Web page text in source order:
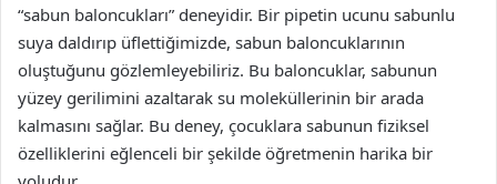
“sabun baloncukları” deneyidir. Bir pipetin ucunu sabunlu
suya daldırıp üflettiğimizde, sabun baloncuklarının
oluştuğunu gözlemleyebiliriz. Bu baloncuklar, sabunun
yüzey gerilimini azaltarak su moleküllerinin bir arada
kalmasını sağlar. Bu deney, çocuklara sabunun fiziksel
özelliklerini eğlenceli bir şekilde öğretmenin harika bir